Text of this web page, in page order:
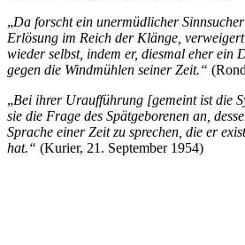
„Da forscht ein unermüdlicher
Erlösung im Reich der Klänge,
wieder selbst, indem er, diesmal eher ein
gegen die Windmühlen seiner Zeit.“
„Bei ihrer Uraufführung [gemeint ist die
sie die Frage des Spätgeborenen an,
Sprache einer Zeit zu sprechen, die er
hat.“ (Kurier, 21. September 1954)